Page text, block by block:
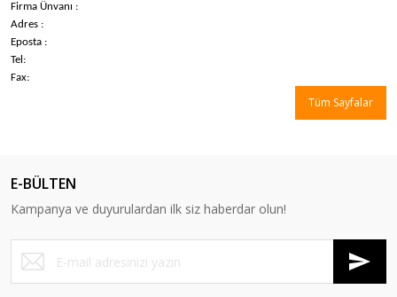
Firma Ünvanı :
Adres :
Eposta :
Tel:
Fax:
Tüm Sayfalar
E-BÜLTEN
Kampanya ve duyurulardan ilk siz haberdar olun!